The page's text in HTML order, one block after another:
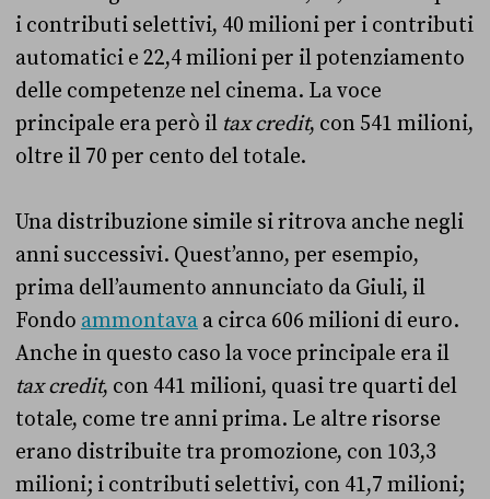
i contributi selettivi, 40 milioni per i contributi
automatici e 22,4 milioni per il potenziamento
delle competenze nel cinema. La voce
principale era però il tax credit, con 541 milioni,
oltre il 70 per cento del totale.
Una distribuzione simile si ritrova anche negli
anni successivi. Quest’anno, per esempio,
prima dell’aumento annunciato da Giuli, il
Fondo ammontava a circa 606 milioni di euro.
Anche in questo caso la voce principale era il
tax credit, con 441 milioni, quasi tre quarti del
totale, come tre anni prima. Le altre risorse
erano distribuite tra promozione, con 103,3
milioni; i contributi selettivi, con 41,7 milioni;